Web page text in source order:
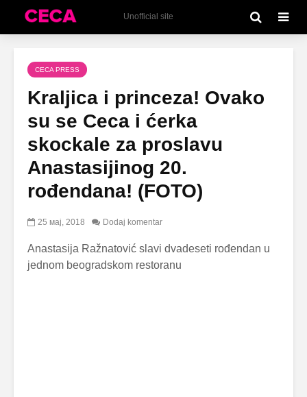
Unofficial site
CECA PRESS
Kraljica i princeza! Ovako
su se Ceca i ćerka
skockale za proslavu
Anastasijinog 20.
rođendana! (FOTO)
25 мај, 2018 Dodaj komentar
Anastasija Ražnatović slavi dvadeseti rođendan u
jednom beogradskom restoranu